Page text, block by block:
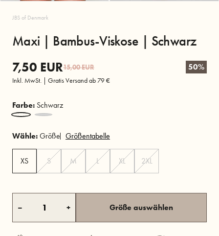
JBS of Denmark
Maxi | Bambus-Viskose | Schwarz
7,50 EUR15,00EUR 50%
Inkl. MwSt. | Gratis Versand ab 79 €
Farbe: Schwarz
Wähle: Größe Größentabelle
XS S M L XL 2XL
– + Größe auswählen